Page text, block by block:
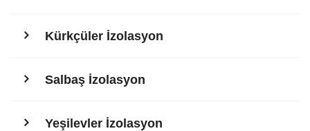
Kürkçüler İzolasyon
Salbaş İzolasyon
Yeşilevler İzolasyon